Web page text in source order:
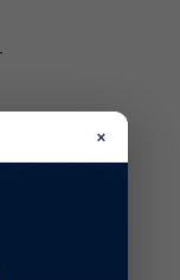
니처
×